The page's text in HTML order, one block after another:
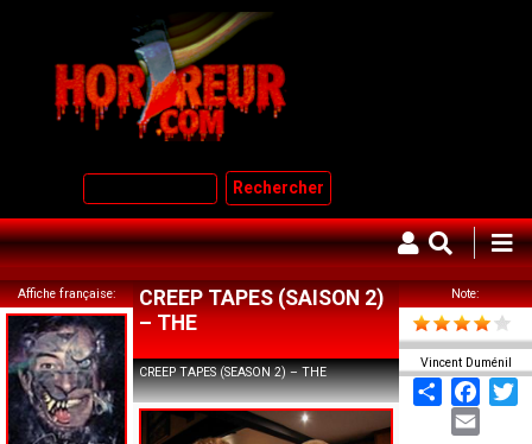
Rechercher
Affiche française
CREEP TAPES (SAISON 2)
– THE
CREEP TAPES (SEASON 2) – THE
Note
Vincent Duménil
Share